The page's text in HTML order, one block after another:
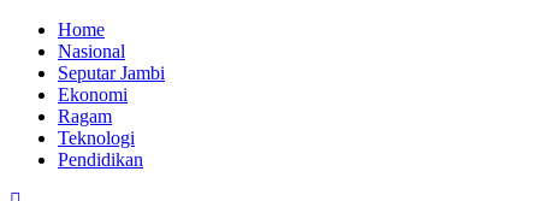
Skip
content
Primary
Menu
Home
Nasional
Seputar Jambi
Ekonomi
Ragam
Teknologi
Pendidikan